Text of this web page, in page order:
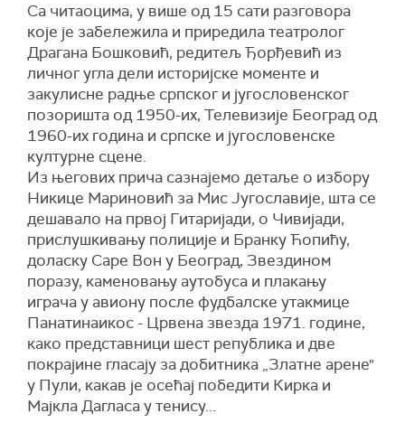
Са читаоцима, у више од 15 сати разговора
које је забележила и приредила театролог
Драгана Бошковић, редитељ Ђорђевић из
личног угла дели историјске моменте и
закулисне радње српског и југословенског
позоришта од 1950-их, Телевизије Београд од
1960-их година и српске и југословенске
културне сцене.
Из његових прича сазнајемо детаље о избору
Никице Мариновић за Мис Југославије, шта се
дешавало на првој Гитаријади, о Чивијади,
прислушкивању полиције и Бранку Ћопићу,
доласку Саре Вон у Београд, Звездином
поразу, каменовању аутобуса и плакању
играча у авиону после фудбалске утакмице
Панатинаикос - Црвена звезда 1971. године,
како представници шест република и две
покрајине гласају за добитника „Златне арене"
у Пули, какав је осећај победити Кирка и
Мајкла Дагласа у тенису...